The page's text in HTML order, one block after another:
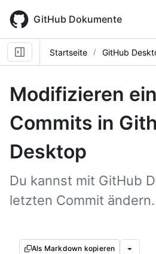
main
content
GitHub Dokumente
Startseite GitHub
Modifizieren
Commits in
Desktop
Du kannst mit GitHub
letzten Commit ändern.
Als Markdown kopieren